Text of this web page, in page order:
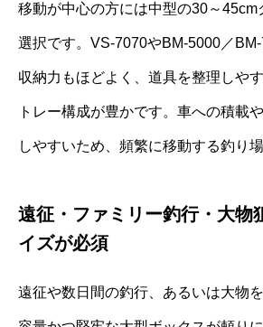
移動が中心の方には中型の30～45cm
選択です。VS-7070やBM-5000／
収納力もほどよく、道具を整理しや
トレー構成が豊かです。車への積載
しやすいため、頻繁に移動する釣り
遠征・ファミリー釣行・大物
イズが必須
遠征や数日間の釣行、あるいは大物